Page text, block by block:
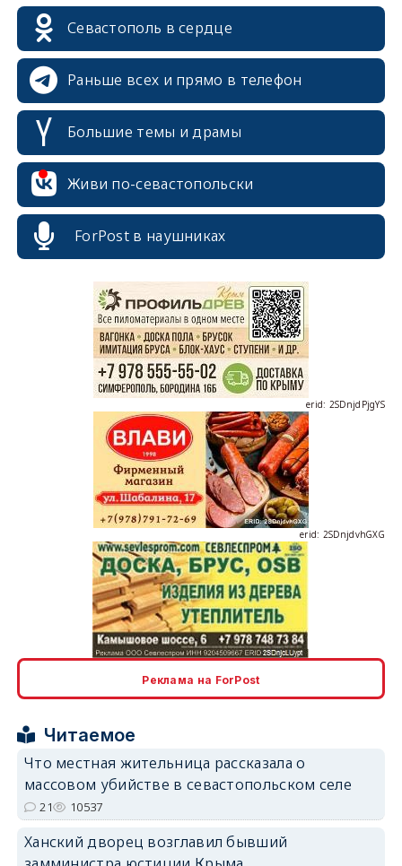
Севастополь в сердце
Раньше всех и прямо в телефон
Большие темы и драмы
Живи по-севастопольски
ForPost в наушниках
erid: 2SDnjdvhGXG
Реклама на ForPost
Читаемое
Что местная жительница рассказала о
массовом убийстве в севастопольском селе
21 10537
Ханский дворец возглавил бывший